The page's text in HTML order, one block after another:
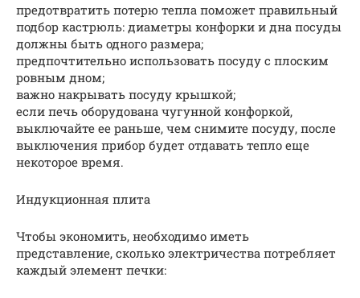
предотвратить потерю тепла поможет правильный
подбор кастрюль: диаметры конфорки и дна посуды
должны быть одного размера;
предпочтительно использовать посуду с плоским
ровным дном;
важно накрывать посуду крышкой;
если печь оборудована чугунной конфоркой,
выключайте ее раньше, чем снимите посуду, после
выключения прибор будет отдавать тепло еще
некоторое время.
Индукционная плита
Чтобы экономить, необходимо иметь
представление, сколько электричества потребляет
каждый элемент печки: